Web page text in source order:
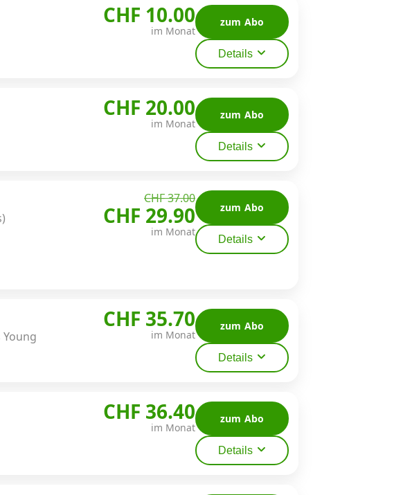
CHF 10.00
im Monat
zum Abo
Details
CHF 20.00
im Monat
zum Abo
Details
CHF 37.00
CHF 29.90
im Monat
zum Abo
Details
CHF 35.70
im Monat
zum Abo
Details
CHF 36.40
im Monat
zum Abo
Details